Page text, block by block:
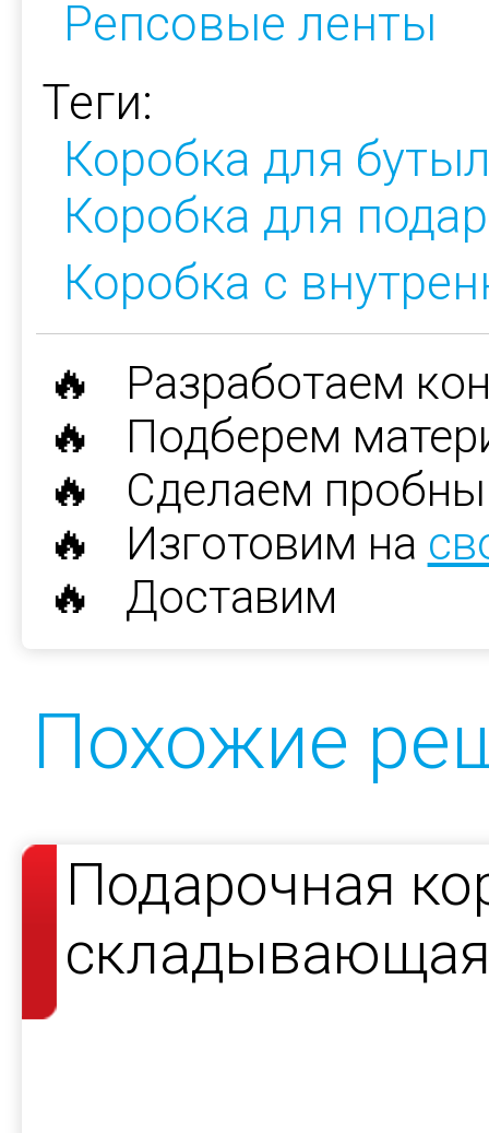
Репсовые ленты
Теги:
Коробка для
Коробка для
Коробка с
🔥 Разработаем
🔥 Подберем
🔥 Сделаем
🔥 Изготовим на
🔥 Доставим
Похожие
Подарочная